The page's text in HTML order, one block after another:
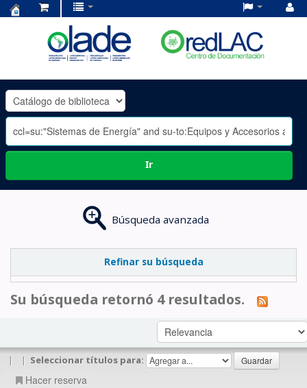
OLADE
-
Ir
Búsqueda avanzada
Refinar su búsqueda
Su búsqueda retornó 4 resultados.
| | Seleccionar títulos para:
Hacer reserva